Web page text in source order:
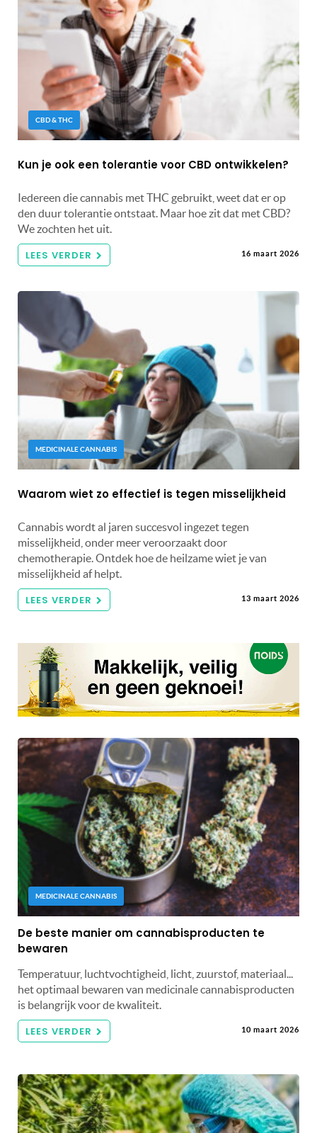
CBD & THC
Kun je ook een tolerantie voor CBD ontwikkelen?
Iedereen die cannabis met THC gebruikt, weet dat er op
den duur tolerantie ontstaat. Maar hoe zit dat met CBD?
We zochten het uit.
LEES VERDER 16 maart 2026
MEDICINALE CANNABIS
Waarom wiet zo effectief is tegen misselijkheid
Cannabis wordt al jaren succesvol ingezet tegen
misselijkheid, onder meer veroorzaakt door
chemotherapie. Ontdek hoe de heilzame wiet je van
misselijkheid af helpt.
LEES VERDER 13 maart 2026
MEDICINALE CANNABIS
De beste manier om cannabisproducten te
bewaren
Temperatuur, luchtvochtigheid, licht, zuurstof, materiaal...
het optimaal bewaren van medicinale cannabisproducten
is belangrijk voor de kwaliteit.
LEES VERDER 10 maart 2026